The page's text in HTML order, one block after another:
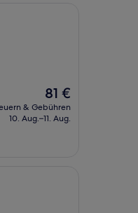
Der
Preis
beträgt
81 €
& Gebühren
10. Aug.–11. Aug.